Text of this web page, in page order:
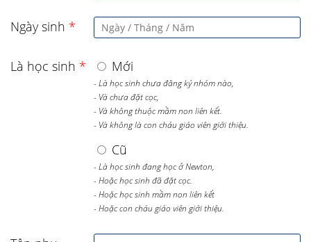
Ngày sinh *
Là học sinh * Mới
- Là học sinh chưa đăng ký nhóm nào,
- Và chưa đặt cọc,
- Và không thuộc mầm non liên kết.
- Và không là con cháu giáo viên giới thiệu.
Cũ
- Là học sinh đang học ở Newton,
- Hoặc học sinh đã đặt cọc.
- Hoặc học sinh mầm non liên kết
- Hoặc con cháu giáo viên giới thiệu.